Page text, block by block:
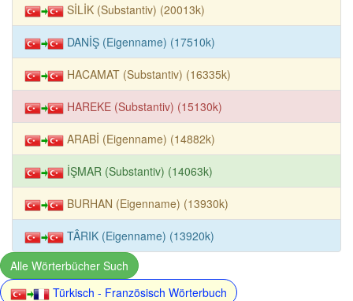
SİLİK (Substantiv) (20013k)
DANİŞ (Eigenname) (17510k)
HACAMAT (Substantiv) (16335k)
HAREKE (Substantiv) (15130k)
ARABİ (Eigenname) (14882k)
İŞMAR (Substantiv) (14063k)
BURHAN (Eigenname) (13930k)
TÂRIK (Eigenname) (13920k)
Alle Wörterbücher Such
Türkisch - Französisch Wörterbuch